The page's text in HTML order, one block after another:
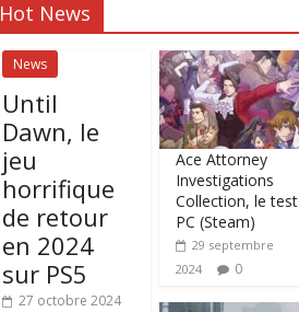
Hot News
News
Until
Dawn, le
jeu
horrifique
de retour
en 2024
sur PS5
27 octobre 2024
Ace Attorney
Investigations
Collection, le test
PC (Steam)
29 septembre
2024
0